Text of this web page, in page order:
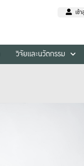
เข้
วิจัยและนวัตกรรม